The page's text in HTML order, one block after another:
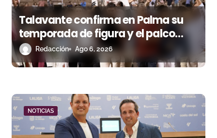
Talavante confirma en Palma su
temporada de figura y el palco
niega el premio a Roca Rey
Redacción Ago 6, 2026
NOTICIAS